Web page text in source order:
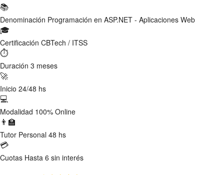
📚
Denominación Programación en ASP.NET - Aplicaciones Web
🎓
Certificación CBTech / ITSS
⏱
Duración 3 meses
🚀
Inicio 24/48 hs
💻
Modalidad 100% Online
👨‍🏫
Tutor Personal 48 hs
💳
Cuotas Hasta 6 sin interés